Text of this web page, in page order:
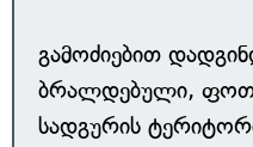
გამოძიებით
ბრალდებული,
სადგურის